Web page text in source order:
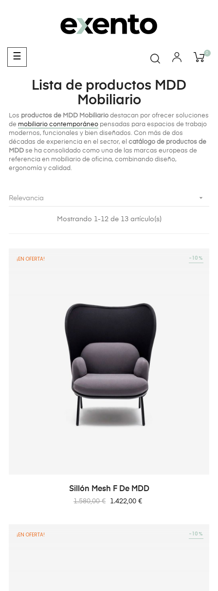
Navegación
de
☰ 0
Lista de productos MDD
Mobiliario
Los productos de MDD Mobiliario destacan por ofrecer soluciones
de mobiliario contemporáneo pensadas para espacios de trabajo
modernos, funcionales y bien diseñados. Con más de dos
décadas de experiencia en el sector, el catálogo de productos de
MDD se ha consolidado como una de las marcas europeas de
referencia en mobiliario de oficina, combinando diseño,
ergonomía y calidad.
Relevancia 
Mostrando 1-12 de 13 artículo(s)
¡EN OFERTA!
Sillón Mesh F De MDD
Precio
1.580,00 €
-10%
Precio
1.422,00 €
¡EN OFERTA! -10%